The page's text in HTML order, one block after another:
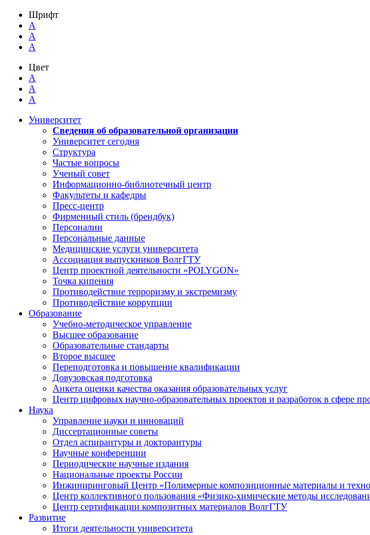
Шрифт
A
A
A
Цвет
A
A
A
Университет
Сведения об образовательной организации
Университет сегодня
Структура
Частые вопросы
Ученый совет
Информационно-библиотечный центр
Факультеты и кафедры
Пресс-центр
Фирменный стиль (брендбук)
Персоналии
Персональные данные
Медицинские услуги университета
Ассоциация выпускников ВолгГТУ
Центр проектной деятельности «POLYGON»
Точка кипения
Противодействие терроризму и экстремизму
Противодействие коррупции
Образование
Учебно-методическое управление
Высшее образование
Образовательные стандарты
Второе высшее
Переподготовка и повышение квалификации
Довузовская подготовка
Анкета оценки качества оказания образовательных услуг
Центр цифровых научно-образовательных проектов и разработок в сфере
Наука
Управление науки и инноваций
Диссертационные советы
Отдел аспирантуры и докторантуры
Научные конференции
Периодические научные издания
Национальные проекты России
Инжиниринговый Центр «Полимерные композиционные материалы и
Центр коллективного пользования «Физико-химические методы
Центр сертификации композитных материалов ВолгГТУ
Развитие
Итоги деятельности университета